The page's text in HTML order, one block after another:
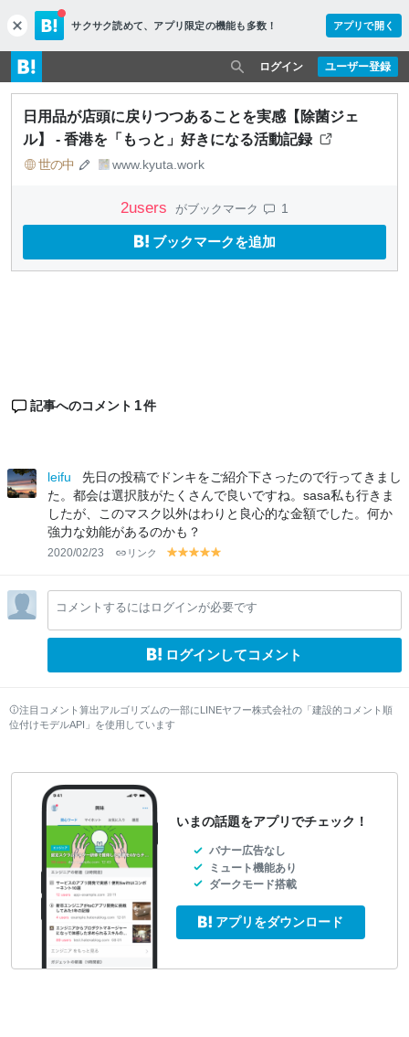
c
l
o
s
e
サクサク読めて、 アプリ限定の機能も多数！ アプリで開く
ユーザー登録
ログイン
日用品が店頭に戻りつつあることを実感【除菌ジェ
ル】 - 香港を「もっと」好きになる活動記録
世の中 www.kyuta.work
2users がブックマーク 1
ブックマークを追加
記事へのコメント 1件
leifu
先日の投稿でドンキをご紹介下さったので行ってきまし
た。都会は選択肢がたくさんで良いですね。sasa私も行きま
したが、このマスク以外はわりと良心的な金額でした。何か
強力な効能があるのかも？
2020/02/23 リンク
y
lo
w
y
lo
w
y
lo
w
y
lo
w
lo
w
コメントするにはログインが必要です
ログインしてコメント
注目コメント算出アルゴリズムの一部にLINEヤフー株式会社の「建設的コメント順
位付けモデルAPI」を使用しています
いまの話題をアプリでチェック！
バナー広告なし
ミュート機能あり
ダークモード搭載
アプリをダウンロード